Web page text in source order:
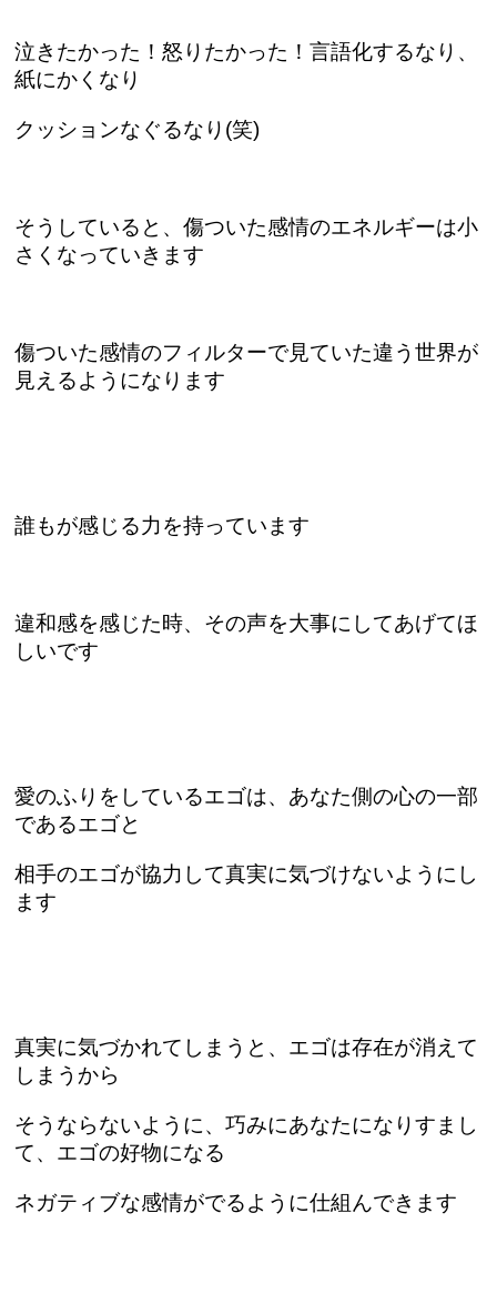
泣きたかった！怒りたかった！言語化するなり、
紙にかくなり
クッションなぐるなり(笑)
そうしていると、傷ついた感情のエネルギーは小
さくなっていきます
傷ついた感情のフィルターで見ていた違う世界が
見えるようになります
誰もが感じる力を持っています
違和感を感じた時、その声を大事にしてあげてほ
しいです
愛のふりをしているエゴは、あなた側の心の一部
であるエゴと
相手のエゴが協力して真実に気づけないようにし
ます
真実に気づかれてしまうと、エゴは存在が消えて
しまうから
そうならないように、巧みにあなたになりすまし
て、エゴの好物になる
ネガティブな感情がでるように仕組んできます